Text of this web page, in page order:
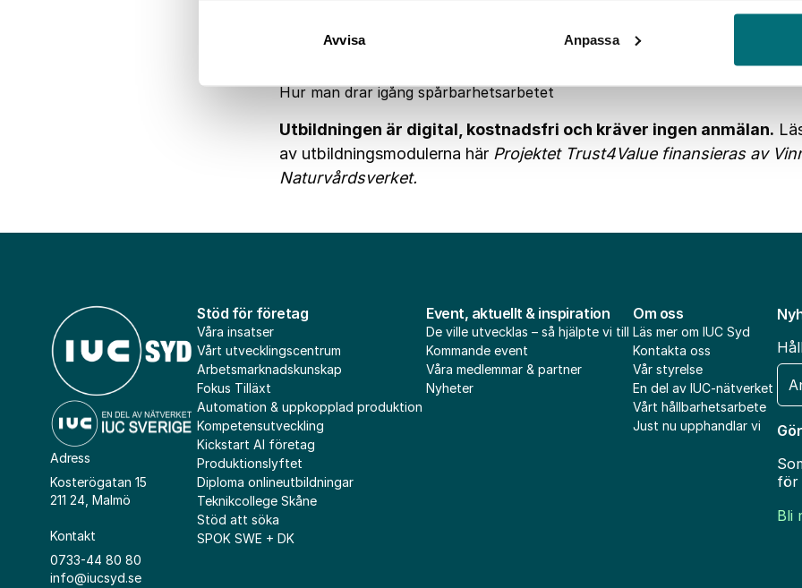
Avvisa Anpassa
Regelverket för digitala produktpass
Information om hur man kan få gemensam förståelse av alla begrepp
Hur man drar igång spårbarhetsarbetet
Utbildningen är digital, kostnadsfri och kräver ingen anmälan.
av utbildningsmodulerna här Projektet Trust4Value finansieras av
Naturvårdsverket.
Adress
Kosterögatan 15
211 24, Malmö
Kontakt
0733-44 80 80
info@iucsyd.se
Stöd för företag
Våra insatser
Vårt utvecklingscentrum
Arbetsmarknadskunskap
Fokus Tilläxt
Automation & uppkopplad produktion
Kompetensutveckling
Kickstart AI företag
Produktionslyftet
Diploma onlineutbildningar
Teknikcollege Skåne
Stöd att söka
SPOK SWE + DK
Event, aktuellt & inspiration
De ville utvecklas – så hjälpte vi till
Kommande event
Våra medlemmar & partner
Nyheter
Om oss
Läs mer om IUC Syd
Kontakta oss
Vår styrelse
En del av IUC-nätverket
Vårt hållbarhetsarbete
Just nu upphandlar vi
E-
för
Bli